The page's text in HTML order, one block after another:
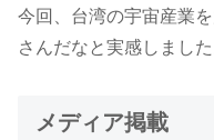
今回、台湾の宇宙産業
さんだなと実感しました
メディア掲載